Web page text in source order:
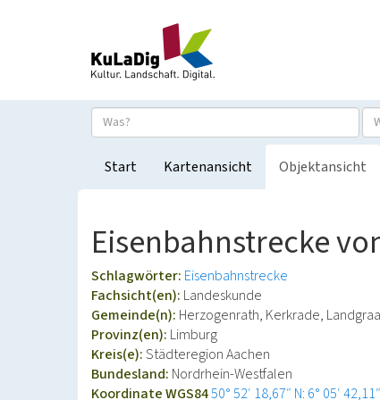
Start Kartenansicht Objektansicht
Eisenbahnstrecke
Schlagwörter: Eisenbahnstrecke
Fachsicht(en): Landeskunde
Gemeinde(n): Herzogenrath, Kerkrade,
Provinz(en): Limburg
Kreis(e):Städteregion Aachen
Bundesland: Nordrhein-Westfalen
Koordinate WGS8450° 52′ 18,67″ N: 6° 05′